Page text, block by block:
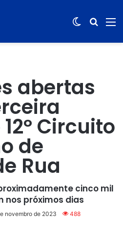
Switch
abertas
Circuito
de
Rua
cinco mil
nos próximos dias
novembro de 2023 488